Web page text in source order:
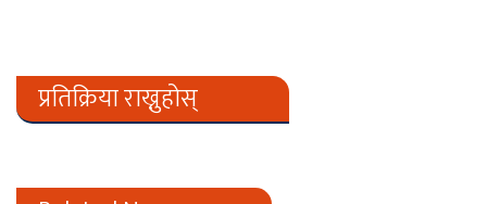
प्रतिक्रिया राख्नुहोस्